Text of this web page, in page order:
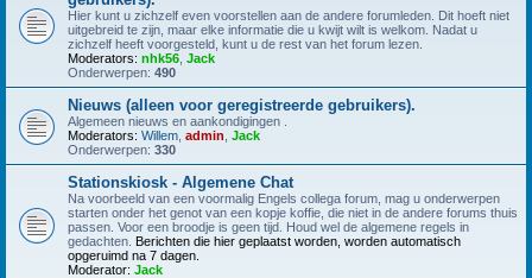
Hier kunt u zichzelf even voorstellen aan de andere forumleden. Dit hoeft niet
uitgebreid te zijn, maar elke informatie die u kwijt wilt is welkom. Nadat u
zichzelf heeft voorgesteld, kunt u de rest van het forum lezen.
Moderators: nhk56 Jack
Onderwerpen: 490
Nieuws (alleen voor geregistreerde gebruikers).
Algemeen nieuws en aankondigingen .
Moderators: Willem admin Jack
Onderwerpen: 330
Stationskiosk - Algemene Chat
Na voorbeeld van een voormalig Engels collega forum, mag u onderwerpen
starten onder het genot van een kopje koffie, die niet in de andere forums thuis
passen. Voor een broodje is geen tijd. Houd wel de algemene regels in
gedachten. Berichten die hier geplaatst worden, worden automatisch
opgeruimd na 7 dagen.
Moderator: Jack